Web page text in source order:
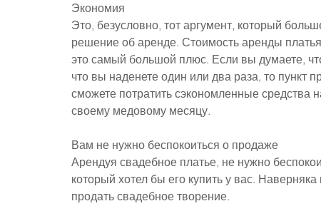
Экономия
Это, безусловно, тот аргумент, который
решение об аренде. Стоимость аренды
это самый большой плюс. Если вы думаете,
что вы наденете один или два раза, то
сможете потратить сэкономленные средства
своему медовому месяцу.
Вам не нужно беспокоиться о продаже
Арендуя свадебное платье, не нужно
который хотел бы его купить у вас.
продать свадебное творение.